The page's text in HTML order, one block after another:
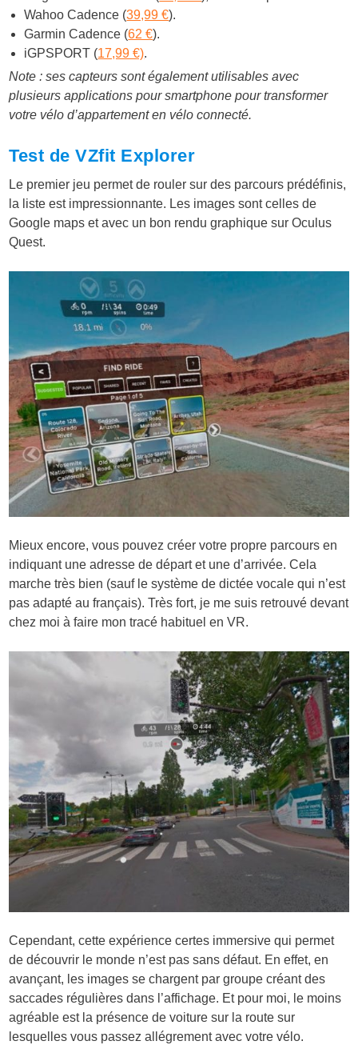
Wahoo Cadence (39,99 €).
Garmin Cadence (62 €).
iGPSPORT (17,99 €).
Note : ses capteurs sont également utilisables avec
plusieurs applications pour smartphone pour transformer
votre vélo d’appartement en vélo connecté.
Test de VZfit Explorer
Le premier jeu permet de rouler sur des parcours prédéfinis,
la liste est impressionnante. Les images sont celles de
Google maps et avec un bon rendu graphique sur Oculus
Quest.
Mieux encore, vous pouvez créer votre propre parcours en
indiquant une adresse de départ et une d’arrivée. Cela
marche très bien (sauf le système de dictée vocale qui n’est
pas adapté au français). Très fort, je me suis retrouvé devant
chez moi à faire mon tracé habituel en VR.
Cependant, cette expérience certes immersive qui permet
de découvrir le monde n’est pas sans défaut. En effet, en
avançant, les images se chargent par groupe créant des
saccades régulières dans l’affichage. Et pour moi, le moins
agréable est la présence de voiture sur la route sur
lesquelles vous passez allégrement avec votre vélo.